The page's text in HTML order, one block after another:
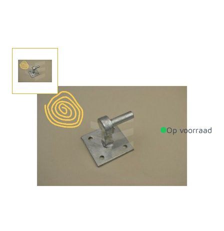
Plaat 100x100 mm.
Op voorraad
Productdetails